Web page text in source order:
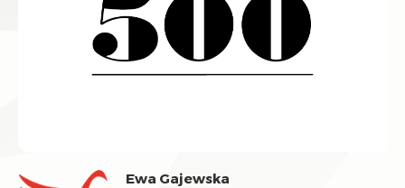
Ewa Gajewska